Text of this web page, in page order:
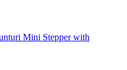
Mini Stepper with